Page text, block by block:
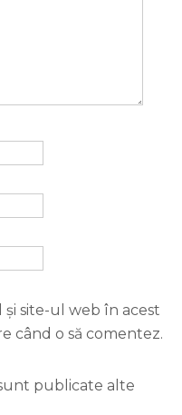
site-ul web în acest
când o să comentez.
publicate alte